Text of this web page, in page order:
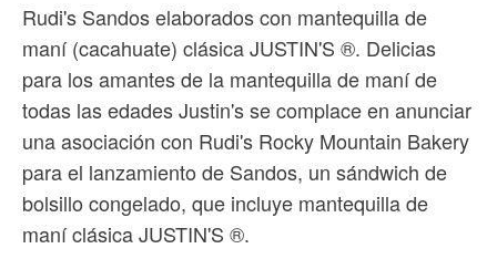
Rudi's Sandos elaborados con mantequilla de
maní (cacahuate) clásica JUSTIN'S ®. Delicias
para los amantes de la mantequilla de maní de
todas las edades Justin's se complace en anunciar
una asociación con Rudi's Rocky Mountain Bakery
para el lanzamiento de Sandos, un sándwich de
bolsillo congelado, que incluye mantequilla de
maní clásica JUSTIN'S ®.